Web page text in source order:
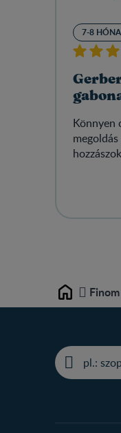
7-8
Könnyen
Home